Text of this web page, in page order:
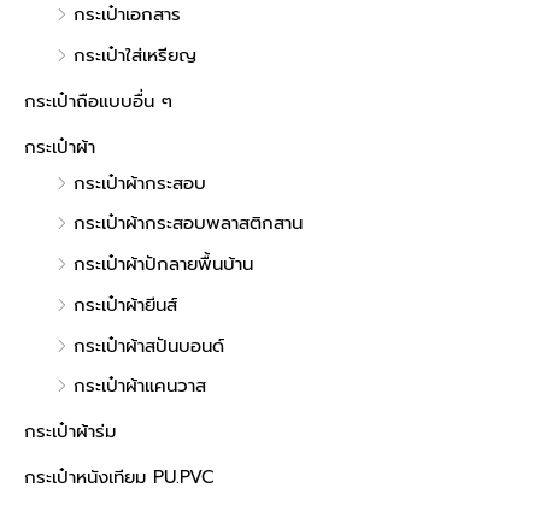
กระเป๋าเอกสาร
กระเป๋าใส่เหรียญ
กระเป๋าถือแบบอื่น ๆ
กระเป๋าผ้า
กระเป๋าผ้ากระสอบ
กระเป๋าผ้ากระสอบพลาสติกสาน
กระเป๋าผ้าปักลายพื้นบ้าน
กระเป๋าผ้ายีนส์
กระเป๋าผ้าสปันบอนด์
กระเป๋าผ้าแคนวาส
กระเป๋าผ้าร่ม
กระเป๋าหนังเทียม PU.PVC